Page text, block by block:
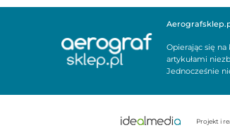
Opierając się
artykułami
Jednocześnie
Projekt i